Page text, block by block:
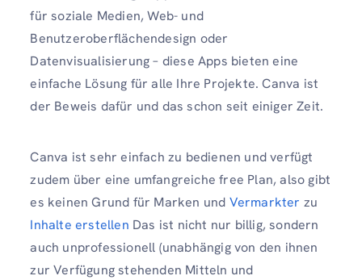
für soziale Medien, Web- und
Benutzeroberflächendesign oder
Datenvisualisierung – diese Apps bieten eine
einfache Lösung für alle Ihre Projekte. Canva ist
der Beweis dafür und das schon seit einiger Zeit.
Canva ist sehr einfach zu bedienen und verfügt
zudem über eine umfangreiche free Plan, also gibt
es keinen Grund für Marken und Vermarkter zu
Inhalte erstellen Das ist nicht nur billig, sondern
auch unprofessionell (unabhängig von den ihnen
zur Verfügung stehenden Mitteln und